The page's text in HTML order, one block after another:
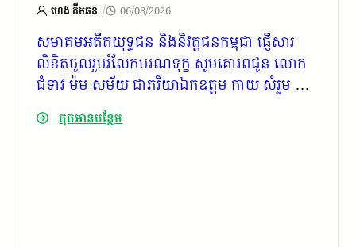
ហេង គីមឆន / 06/08/2026
សមាគមអតីតយុទ្ធជន និងនិវត្តជនកម្ពុជា ផ្ញើសារ
លិខិតចូលរួមរំលែកមរណទុក្ខ សូមគោរពជូន លោក
ជំទាវ ម៉ម សម័យ ជាភរិយាឯកឧត្តម កាយ សំរួម ជាទី
ប្រឹក្សារាជរដ្ឋាភិបាលកម្ពុជា
ចុចអានបន្ថែម